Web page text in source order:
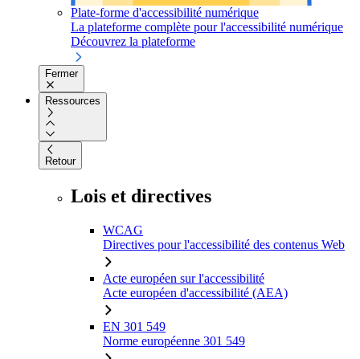
Plate-forme d'accessibilité numérique
La plateforme complète pour l'accessibilité numérique
Découvrez la plateforme
Fermer
Ressources
Retour
Lois et directives
WCAG
Directives pour l'accessibilité des contenus Web
Acte européen sur l'accessibilité
Acte européen d'accessibilité (AEA)
EN 301 549
Norme européenne 301 549